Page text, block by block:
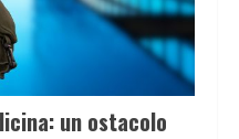
un ostacolo